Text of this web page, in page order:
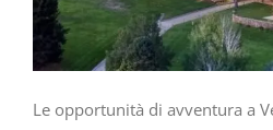
Le opportunità di avventura a